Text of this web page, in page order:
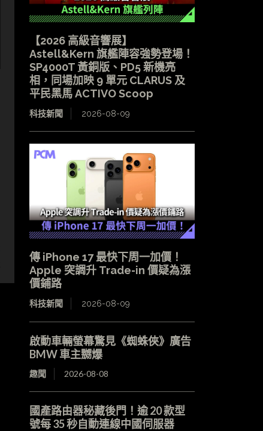
【2026 高級音響展】
Astell&Kern 旗艦陣容強勢登場！
SP4000T 黃銅版、PD5 新機亮
相，同場加映 9 單元 CLARUS 及
平民黑馬 ACTIVO Scoop
科技新聞 2026-08-09
傳 iPhone 17 最快下周一加價！
Apple 突調升 Trade-in 價疑為漲
價鋪路
科技新聞 2026-08-09
啟動車輛螢幕驚見《蜘蛛俠》廣告
BMW 車主嬲爆
趣聞 2026-08-08
國產路由器秘藏後門！逾 20 款型
號每 35 秒自動連線中國伺服器